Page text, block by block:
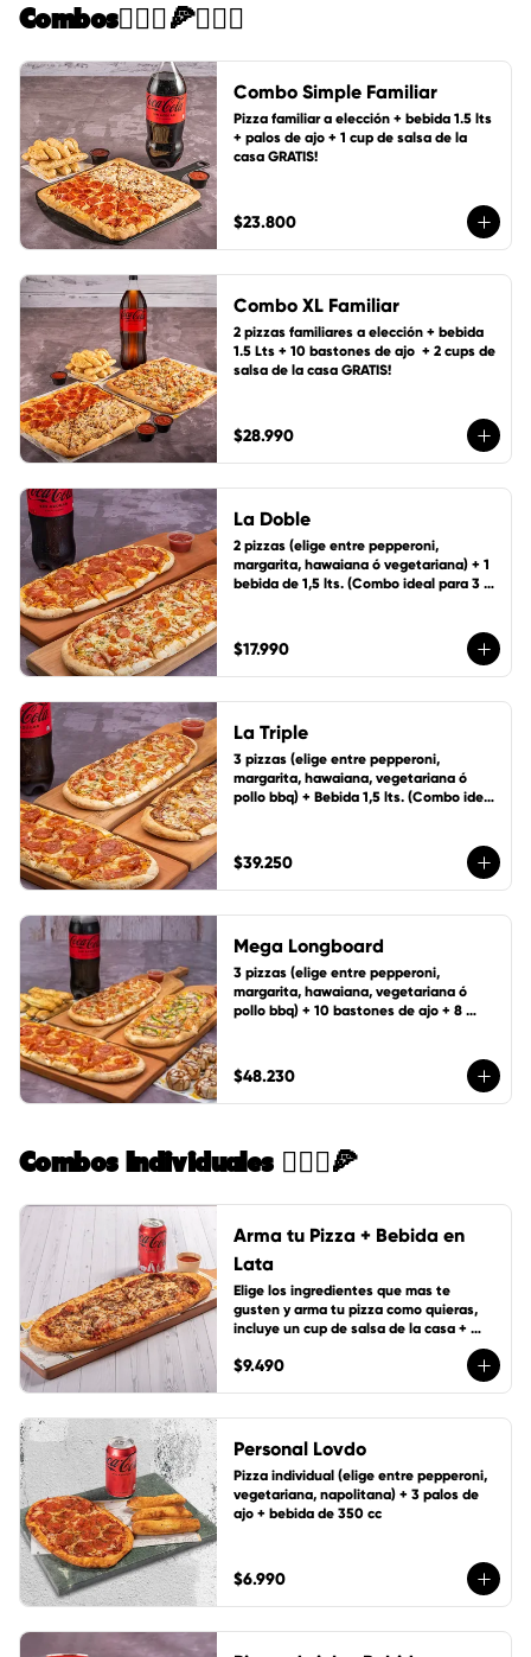
Combos🙋🏻‍♀️🍕🙋🏻‍♂️
Combo Simple Familiar
Pizza familiar a elección + bebida 1.5 lts
+ palos de ajo + 1 cup de salsa de la
casa GRATIS!
$23.800
Combo XL Familiar
2 pizzas familiares a elección + bebida
1.5 Lts + 10 bastones de ajo  + 2 cups de
salsa de la casa GRATIS!
$28.990
La Doble
2 pizzas (elige entre pepperoni,
margarita, hawaiana ó vegetariana) + 1
bebida de 1,5 lts. (Combo ideal para 3
$17.990
La Triple
3 pizzas (elige entre pepperoni,
margarita, hawaiana, vegetariana ó
pollo bbq) + Bebida 1,5 lts. (Combo ideal
$39.250
Mega Longboard
3 pizzas (elige entre pepperoni,
margarita, hawaiana, vegetariana ó
pollo bbq) + 10 bastones de ajo + 8
$48.230
Combos Individuales 🙋🏻‍♀️🍕
Arma tu Pizza + Bebida en
Lata
Elige los ingredientes que mas te
gusten y arma tu pizza como quieras,
incluye un cup de salsa de la casa +
$9.490
Personal Lovdo
Pizza individual (elige entre pepperoni,
vegetariana, napolitana) + 3 palos de
ajo + bebida de 350 cc
$6.990